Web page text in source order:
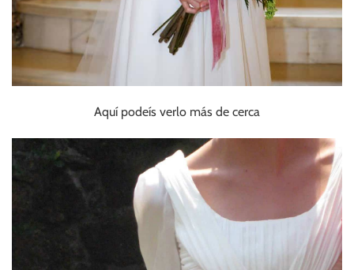
Aquí podeís verlo más de cerca